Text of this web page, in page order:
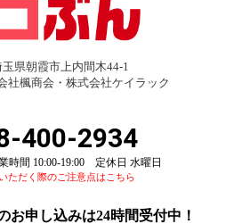
県朝霞市上内間木44-1
社楓商会・株式会社ケイラック
400-2934
時間 10:00-19:00 定休日 水曜日
ただく際のご注意点はこちら
お申し込みは24時間受付中！